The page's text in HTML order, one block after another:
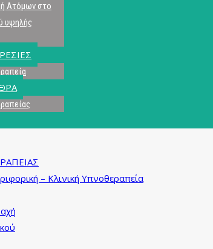
Ατόμων στο
υψηλής
– Κλινική Υπνοθεραπεία